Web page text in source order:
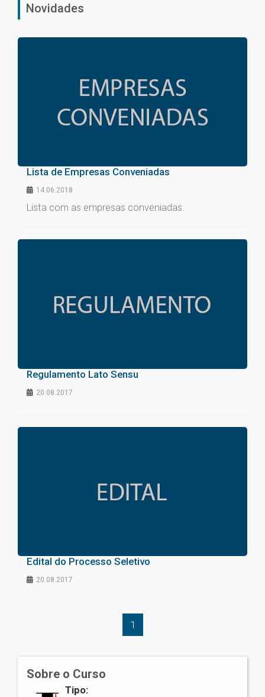
Novidades
Lista de Empresas Conveniadas
14.06.2018
Lista com as empresas conveniadas.
Regulamento Lato Sensu
20.08.2017
Edital do Processo Seletivo
20.08.2017
1
Sobre o Curso
Tipo: